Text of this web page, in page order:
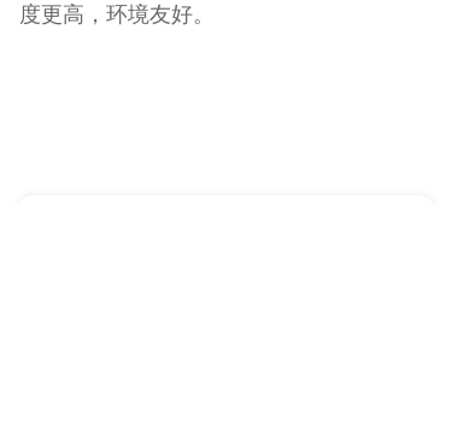
度更高，环境友好。